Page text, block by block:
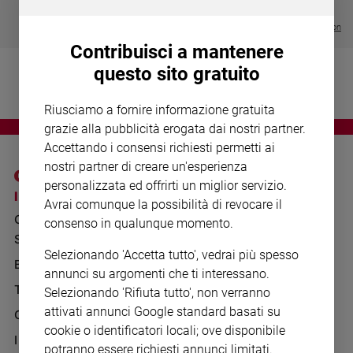
Devozione
fede
giorno
Santo
del
Società
e
valori
Visualizza tutte le collection
I SITI SAN PAOLO
GRUPPO EDITORIALE
SAN PAOLO
BENESSERE
TELENOVA
GAZZETTA D'ALBA
IL GIORNALINO
NOTE LEGALI
PRIVACY POLICY
WHISTLEBLOWING
SOCIAL
Contribuisci a mantenere
questo sito gratuito
Riusciamo a fornire informazione gratuita
grazie alla pubblicità erogata dai nostri partner.
Accettando i consensi richiesti permetti ai
nostri partner di creare un'esperienza
personalizzata ed offrirti un miglior servizio.
Avrai comunque la possibilità di revocare il
consenso in qualunque momento.
Selezionando 'Accetta tutto', vedrai più spesso
annunci su argomenti che ti interessano.
Selezionando 'Rifiuta tutto', non verranno
attivati annunci Google standard basati su
cookie o identificatori locali; ove disponibile
potranno essere richiesti annunci limitati.